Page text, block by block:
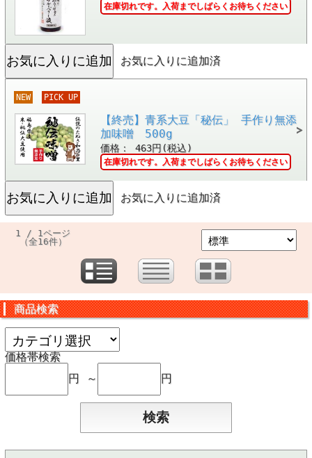
在庫切れです。入荷までしばらくお待ちください
お気に入りに追加済
NEW PICK UP
【終売】青系大豆「秘伝」 手作り無添
加味噌 500g
価格： 463円(税込)
在庫切れです。入荷までしばらくお待ちください
お気に入りに追加済
1 / 1ページ
（全16件）
商品検索
価格帯検索
円 ～
円